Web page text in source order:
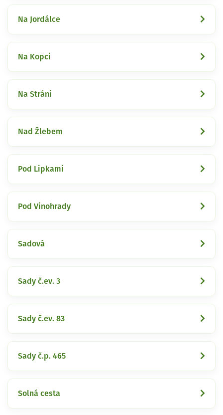
Na Jordálce
Na Kopci
Na Stráni
Nad Žlebem
Pod Lipkami
Pod Vinohrady
Sadová
Sady č.ev. 3
Sady č.ev. 83
Sady č.p. 465
Solná cesta